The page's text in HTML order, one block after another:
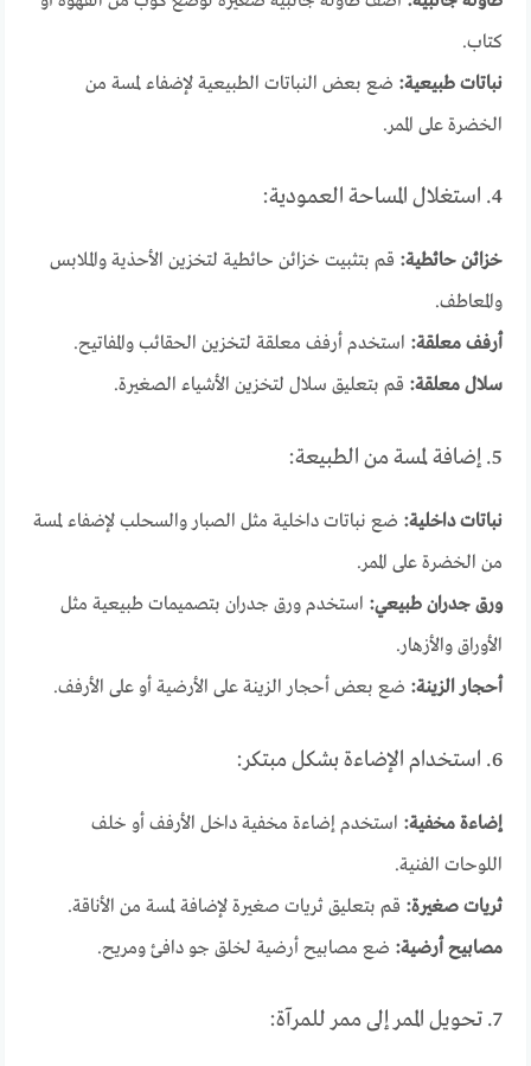
كتاب.
نباتات طبيعية: ضع بعض النباتات الطبيعية لإضفاء لمسة من
الخضرة على الممر.
4. استغلال المساحة العمودية:
خزائن حائطية: قم بتثبيت خزائن حائطية لتخزين الأحذية والملابس
والمعاطف.
أرفف معلقة: استخدم أرفف معلقة لتخزين الحقائب والمفاتيح.
سلال معلقة: قم بتعليق سلال لتخزين الأشياء الصغيرة.
5. إضافة لمسة من الطبيعة:
نباتات داخلية: ضع نباتات داخلية مثل الصبار والسحلب لإضفاء لمسة
من الخضرة على الممر.
ورق جدران طبيعي: استخدم ورق جدران بتصميمات طبيعية مثل
الأوراق والأزهار.
أحجار الزينة: ضع بعض أحجار الزينة على الأرضية أو على الأرفف.
6. استخدام الإضاءة بشكل مبتكر:
إضاءة مخفية: استخدم إضاءة مخفية داخل الأرفف أو خلف
اللوحات الفنية.
ثريات صغيرة: قم بتعليق ثريات صغيرة لإضافة لمسة من الأناقة.
مصابيح أرضية: ضع مصابيح أرضية لخلق جو دافئ ومريح.
7. تحويل الممر إلى ممر للمرآة: